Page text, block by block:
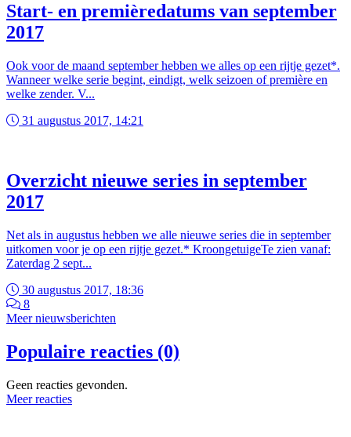
Start- en premièredatums van september
2017
Ook voor de maand september hebben we alles op een rijtje gezet*.
Wanneer welke serie begint, eindigt, welk seizoen of première en
welke zender. V...
31 augustus 2017, 14:21
Overzicht nieuwe series in september
2017
Net als in augustus hebben we alle nieuwe series die in september
uitkomen voor je op een rijtje gezet.* KroongetuigeTe zien vanaf:
Zaterdag 2 sept...
30 augustus 2017, 18:36
8
Meer nieuwsberichten
Populaire reacties (0)
Geen reacties gevonden.
Meer reacties